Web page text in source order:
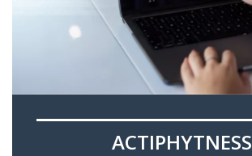
ACTIPHYTNESS